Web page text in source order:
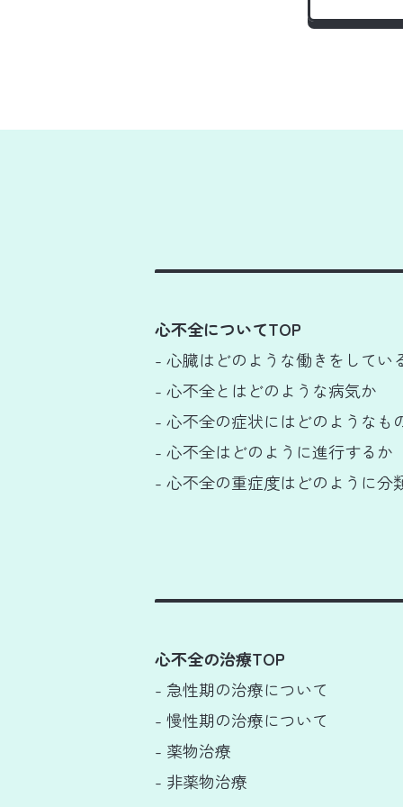
心不全についてTOP
- 心臓はどのような働きをしてい
- 心不全とはどのような病気か
- 心不全の症状にはどのようなも
- 心不全はどのように進行するか
- 心不全の重症度はどのように分
心不全の治療TOP
- 急性期の治療について
- 慢性期の治療について
- 薬物治療
- 非薬物治療